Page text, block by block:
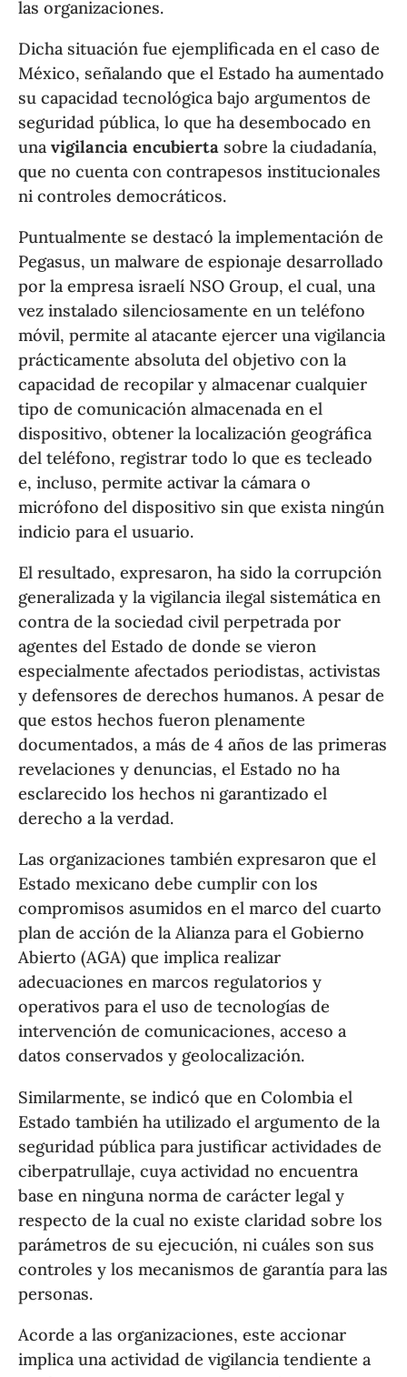
las organizaciones.
Dicha situación fue ejemplificada en el caso de
México, señalando que el Estado ha aumentado
su capacidad tecnológica bajo argumentos de
seguridad pública, lo que ha desembocado en
unavigilancia encubierta sobre la ciudadanía,
que no cuenta con contrapesos institucionales
ni controles democráticos.
Puntualmente se destacó la implementación de
Pegasus, un malware de espionaje desarrollado
por la empresa israelí NSO Group, el cual, una
vez instalado silenciosamente en un teléfono
móvil, permite al atacante ejercer una vigilancia
prácticamente absoluta del objetivo con la
capacidad de recopilar y almacenar cualquier
tipo de comunicación almacenada en el
dispositivo, obtener la localización geográfica
del teléfono, registrar todo lo que es tecleado
e, incluso, permite activar la cámara o
micrófono del dispositivo sin que exista ningún
indicio para el usuario.
El resultado, expresaron, ha sido la corrupción
generalizada y la vigilancia ilegal sistemática en
contra de la sociedad civil perpetrada por
agentes del Estado de donde se vieron
especialmente afectados periodistas, activistas
y defensores de derechos humanos. A pesar de
que estos hechos fueron plenamente
documentados, a más de 4 años de las primeras
revelaciones y denuncias, el Estado no ha
esclarecido los hechos ni garantizado el
derecho a la verdad.
Las organizaciones también expresaron que el
Estado mexicano debe cumplir con los
compromisos asumidos en el marco del cuarto
plan de acción de la Alianza para el Gobierno
Abierto (AGA) que implica realizar
adecuaciones en marcos regulatorios y
operativos para el uso de tecnologías de
intervención de comunicaciones, acceso a
datos conservados y geolocalización.
Similarmente, se indicó que en Colombia el
Estado también ha utilizado el argumento de la
seguridad pública para justificar actividades de
ciberpatrullaje, cuya actividad no encuentra
base en ninguna norma de carácter legal y
respecto de la cual no existe claridad sobre los
parámetros de su ejecución, ni cuáles son sus
controles y los mecanismos de garantía para las
personas.
Acorde a las organizaciones, este accionar
implica una actividad de vigilancia tendiente a